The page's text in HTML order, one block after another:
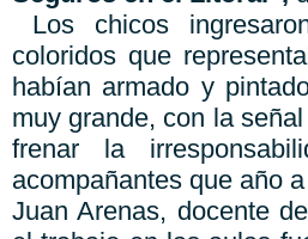
Los chicos
coloridos que
habían armado y
muy grande, con la
frenar la
acompañantes que año
Juan Arenas, docente